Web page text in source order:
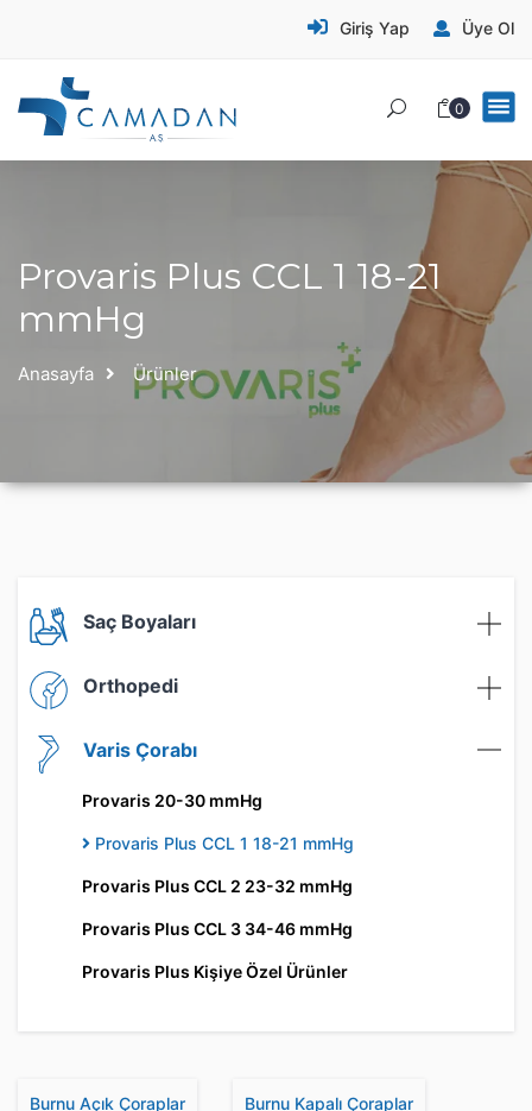
Giriş Yap Üye Ol
0
Provaris Plus CCL 1 18-21
mmHg
Anasayfa Ürünler
Saç Boyaları
Orthopedi
Varis Çorabı
Provaris 20-30 mmHg
Provaris Plus CCL 1 18-21 mmHg
Provaris Plus CCL 2 23-32 mmHg
Provaris Plus CCL 3 34-46 mmHg
Provaris Plus Kişiye Özel Ürünler
Burnu Açık Çoraplar Burnu Kapalı Çoraplar